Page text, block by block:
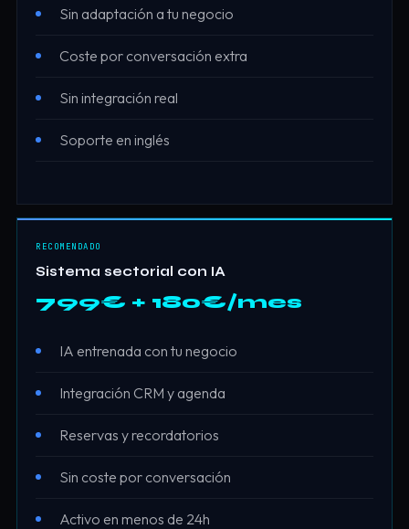
Sin adaptación a tu negocio
Coste por conversación extra
Sin integración real
Soporte en inglés
RECOMENDADO
Sistema sectorial con IA
799€ + 180€/mes
IA entrenada con tu negocio
Integración CRM y agenda
Reservas y recordatorios
Sin coste por conversación
Activo en menos de 24h